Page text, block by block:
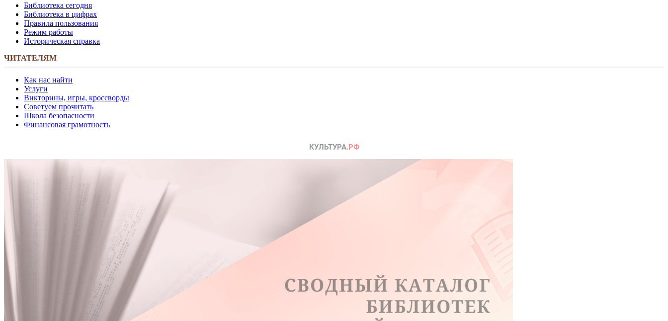
Библиотека сегодня
Библиотека в цифрах
Правила пользования
Режим работы
Историческая справка
ЧИТАТЕЛЯМ
Как нас найти
Услуги
Викторины, игры, кроссворды
Советуем прочитать
Школа безопасности
Финансовая грамотность